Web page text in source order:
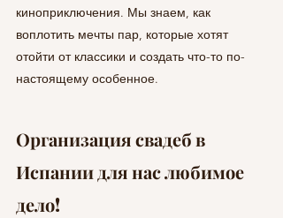
киноприключения. Мы знаем, как
воплотить мечты пар, которые хотят
отойти от классики и создать что-то по-
настоящему особенное.
Организация свадеб в
Испании для нас любимое
дело!